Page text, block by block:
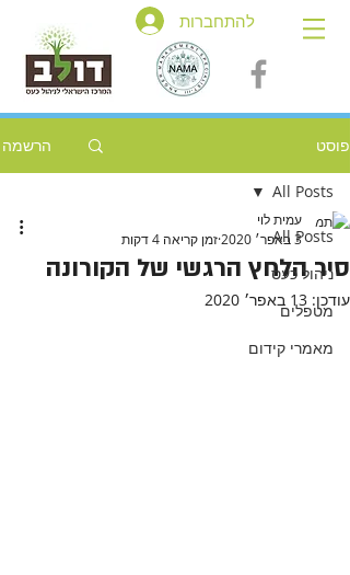
להתחברות
פוסט הרשמה
All Posts
ניהול כעס
מטפלים
מאמרי קידום
All Posts
סיר הלחץ הרגשי של הקורונה
עמית לוי
3 באפר׳ 2020
זמן קריאה 4 דקות
עודכן: 13 באפר׳ 2020